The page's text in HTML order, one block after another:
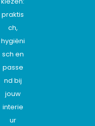
praktis
ch,
hygiëni
sch en
passe
nd bij
jouw
interie
ur